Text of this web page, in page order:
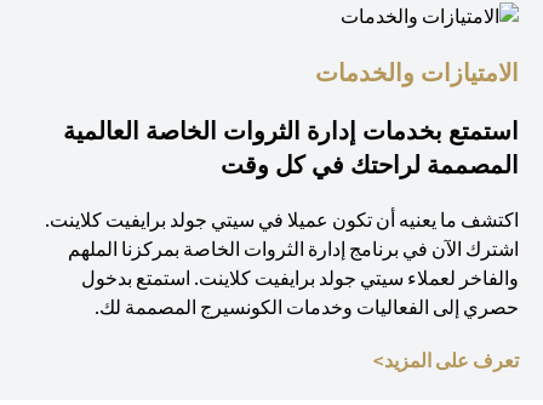
الامتيازات والخدمات
استمتع بخدمات إدارة الثروات الخاصة العالمية
المصممة لراحتك في كل وقت
اكتشف ما يعنيه أن تكون عميلا في سيتي جولد برايفيت كلاينت.
اشترك الآن في برنامج إدارة الثروات الخاصة بمركزنا الملهم
والفاخر لعملاء سيتي جولد برايفيت كلاينت. استمتع بدخول
حصري إلى الفعاليات وخدمات الكونسيرج المصممة لك.
تعرف على المزيد>